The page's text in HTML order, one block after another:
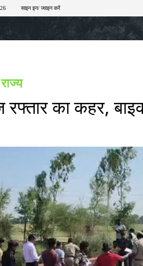
साइन इन/ ज्वाइन करें
खेल टेक – ऑटो
राज्य
रफ्तार का कहर,